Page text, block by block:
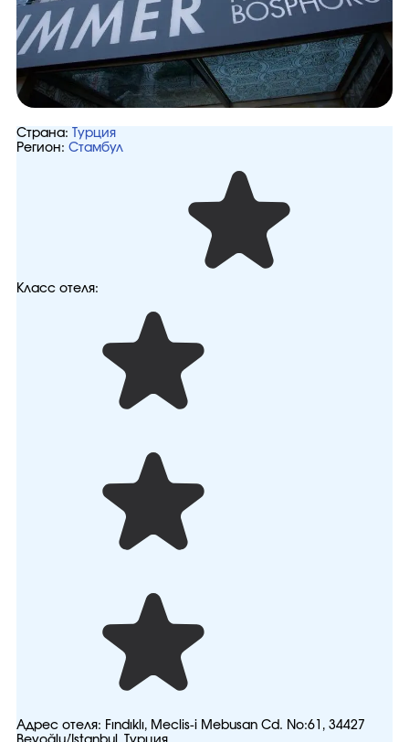
Страна:
Турция
Регион: Стамбул
Класс отеля:
Адрес отеля: Fındıklı, Meclis-i Mebusan Cd. No:61, 34427